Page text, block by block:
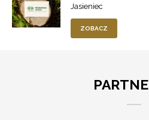
Jasieniec
ZOBACZ